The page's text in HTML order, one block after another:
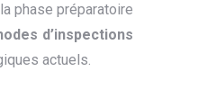
phase préparatoire
d’inspections
actuels.